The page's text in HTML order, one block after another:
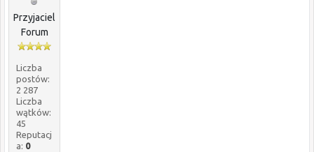
Przyjaciel
Forum
Liczba
postów:
2 287
Liczba
wątków:
45
Reputacj
a: 0